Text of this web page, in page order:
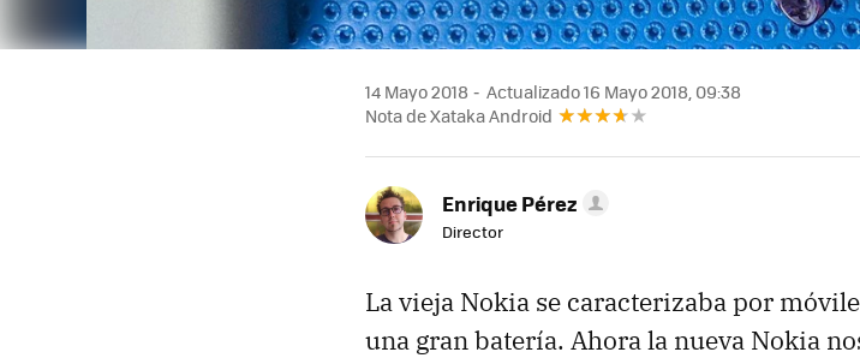
14 Mayo 2018
Actualizado 16 Mayo 2018, 09:38
Nota de Xataka Android
Enrique Pérez
Director
La vieja Nokia se caracterizaba por
una gran batería. Ahora la nueva Nokia